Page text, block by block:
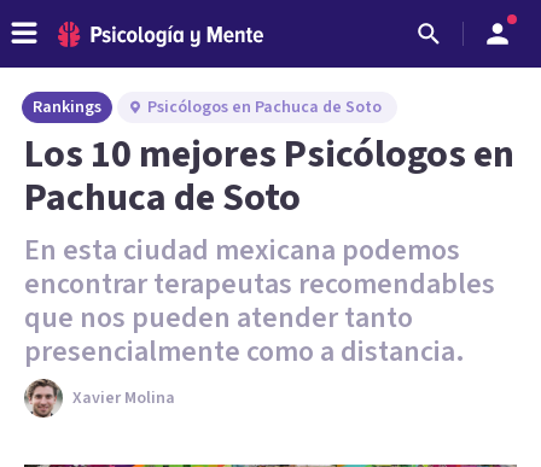
Rankings Psicólogos en Pachuca de Soto
Los 10 mejores Psicólogos en
Pachuca de Soto
En esta ciudad mexicana podemos
encontrar terapeutas recomendables
que nos pueden atender tanto
presencialmente como a distancia.
Xavier Molina